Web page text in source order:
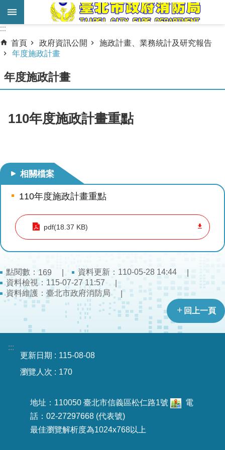
跳到主要內容區塊
進
階
尋
務
服
機
關
簡
介
宣
導
育
下
載
專
力
園
地
:::
:::
首頁
政府資訊公開
施政計畫、業務統計及研究報告
年度施政計畫
年度施政計畫
110年度施政計畫重點
相關檔案
110年度施政計畫重點
pdf(18.37 KB)
點閱數： 169
資料更新：110-05-28 14:44
資料檢視：115-07-27 11:57
資料維護：臺北市政府消防局
回上一頁
:::
更新日期
115-08-08
瀏覽人次
170
地址：110050 臺北市信義區松仁路1號
電
話：02-27297668 (代表號)
最佳瀏覽解析度為1024x768以上